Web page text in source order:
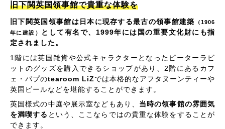
旧下関英国領事館で貴重な体験を
旧下関英国領事館は日本に現存する最古の領事館建築
（1906
年に建設）
として有名で、1999年には国の重要文化財にも指
定されました。
1階には英国雑貨や公式キャラクターとなったピーターラビ
ットのグッズを購入できるショップがあり、2階にあるカフ
ェ・パプのtearoom LiZでは本格的なアフタヌーンティーや
英国ビールなどを堪能することができます。
英国様式の中庭や展示室などもあり、 当時の領事館の雰囲気
を満喫する という、ここならではの貴重な体験をすることが
できます。